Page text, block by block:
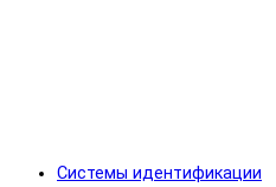
Системы идентификации